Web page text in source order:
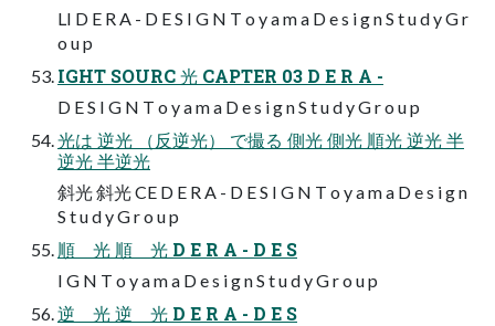
LI D E R A - D E S I G N T o y a m a D e s i g n S t u d y G r
o u p
IGHT SOURC 光 CAPTER 03 D E R A -
D E S I G N T o y a m a D e s i g n S t u d y G r o u p
光は 逆光 （反逆光） で撮る 側光 側光 順光 逆光 半
逆光 半逆光
斜光 斜光 CE D E R A - D E S I G N T o y a m a D e s i g n
S t u d y G r o u p
順 光 順 光 D E R A - D E S
I G N T o y a m a D e s i g n S t u d y G r o u p
逆 光 逆 光 D E R A - D E S